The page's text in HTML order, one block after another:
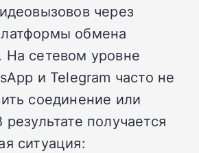
через
обмена
сетевом уровне
и Telegram часто не
соединение или
получается
ситуация: